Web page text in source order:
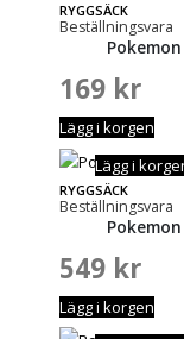
RYGGSÄCK
Beställningsvara
169 kr
Lägg i korgen
RYGGSÄCK
Beställningsvara
Lägg i
549 kr
Lägg i korgen